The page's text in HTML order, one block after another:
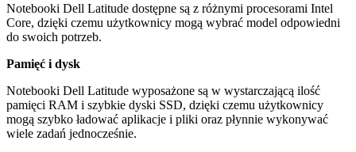
Notebooki Dell Latitude dostępne są z różnymi procesorami Intel
Core, dzięki czemu użytkownicy mogą wybrać model odpowiedni
do swoich potrzeb.
Pamięć i dysk
Notebooki Dell Latitude wyposażone są w wystarczającą ilość
pamięci RAM i szybkie dyski SSD, dzięki czemu użytkownicy
mogą szybko ładować aplikacje i pliki oraz płynnie wykonywać
wiele zadań jednocześnie.